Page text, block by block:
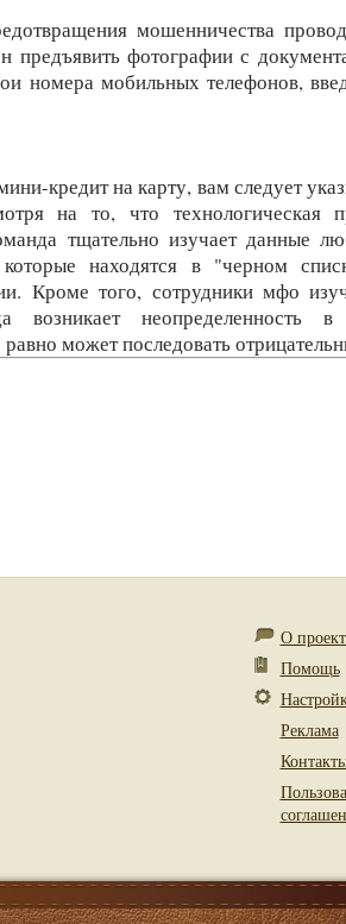
мошенничества
предъявить фотографии с
номера мобильных телефонов,
кредит на карту, вам следует
на то, что технологическая
тщательно изучает данные
находятся в "черном
Кроме того, сотрудники мфо
неопределенность
может последовать
О
Помощь
Реклама